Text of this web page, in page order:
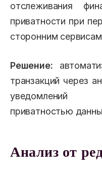
отслеживания
приватности при
сторонним сервисам
Решение:
транзакций через
уведомлений
приватностью
Анализ от